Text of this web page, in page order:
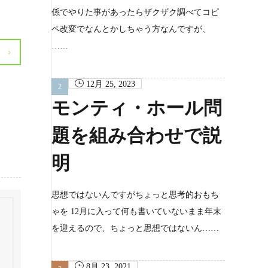
係でやりた事があったらザクザク調べてコピ
ペ改変でなんとかしちゃう方なんですが、
12月 25, 2023
モンティ・ホール問
題を組み合わせで説
明
思想ではないんですがちょっと思考的おもち
ゃを 12月に入って何も書いていないまま年末
を迎えるので、ちょっと思想ではないん……